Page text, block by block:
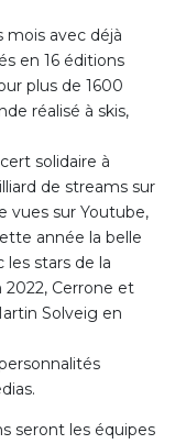
mois avec déjà
en 16 éditions
plus de 1600
réalisé à skis,
solidaire à
de streams sur
vues sur Youtube,
année la belle
les stars de la
2022, Cerrone et
Solveig en
seront les équipes